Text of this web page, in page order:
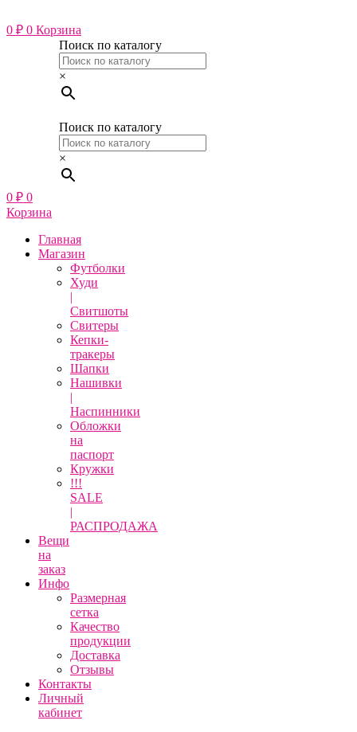
к
содержимому
0 ₽ 0 Корзина
Поиск по каталогу
×
Поиск по каталогу
×
0 ₽ 0
Корзина
Главная
Магазин
Футболки
Худи
|
Свитшоты
Свитеры
Кепки-
тракеры
Шапки
Нашивки
|
Наспинники
Обложки
на
паспорт
Кружки
!!!
SALE
|
РАСПРОДАЖА
Вещи
на
заказ
Инфо
Размерная
сетка
Качество
продукции
Доставка
Отзывы
Контакты
Личный
кабинет